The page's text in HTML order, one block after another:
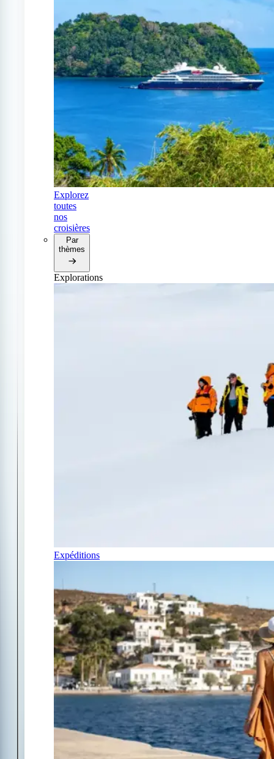
Explorez
toutes
nos
croisières
Par
thèmes
Explorations
Expéditions